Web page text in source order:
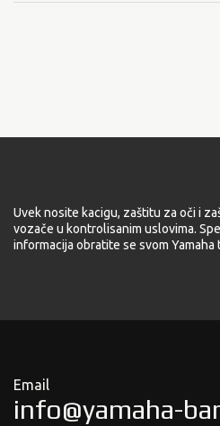
Uvek nosite kacigu, zaštitu za oči i
vozače u kontrolisanim uslovima.
informacija obratite se svom Yamaha
Email
info@yamaha-